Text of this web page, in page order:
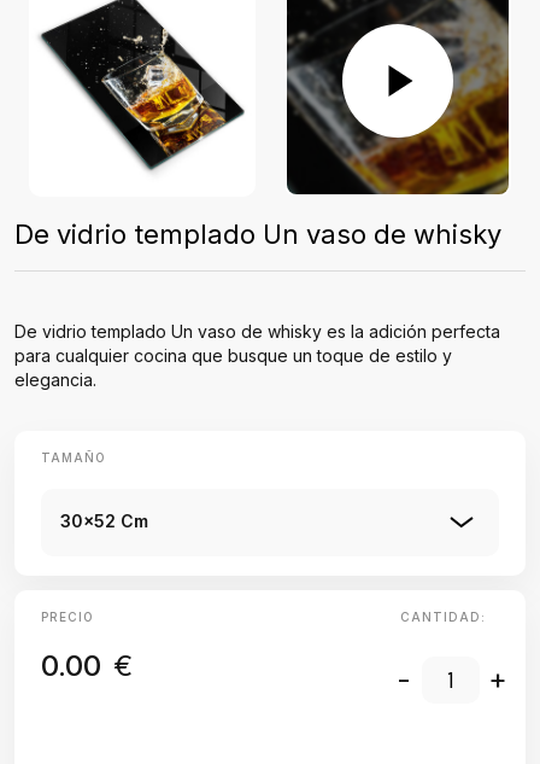
De vidrio templado Un vaso de whisky
De vidrio templado Un vaso de whisky es la adición perfecta
para cualquier cocina que busque un toque de estilo y
elegancia.
TAMAÑO
30x52 Cm
PRECIO
0.00 €
CANTIDAD:
- +